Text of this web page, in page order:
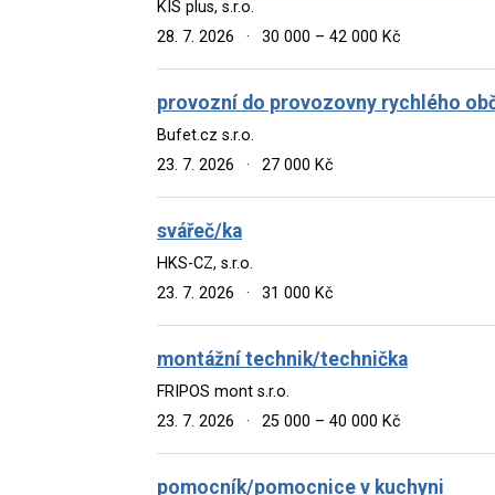
KIS plus, s.r.o.
28. 7. 2026
· 30 000 – 42 000 Kč
provozní do provozovny rychlého
Bufet.cz s.r.o.
23. 7. 2026
· 27 000 Kč
svářeč/ka
HKS-CZ, s.r.o.
23. 7. 2026
· 31 000 Kč
montážní technik/technička
FRIPOS mont s.r.o.
23. 7. 2026
· 25 000 – 40 000 Kč
pomocník/pomocnice v kuchyni